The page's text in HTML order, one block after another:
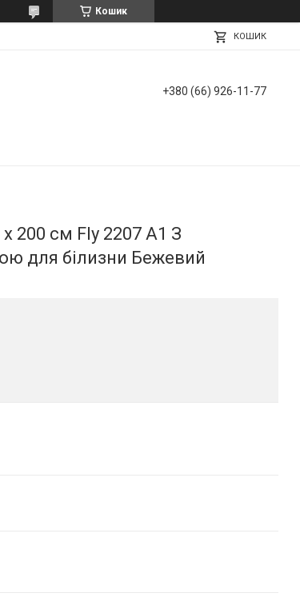
Кошик
КОШИК
+380 (66) 926-11-77
200 см Fly 2207 A1 З
для білизни Бежевий